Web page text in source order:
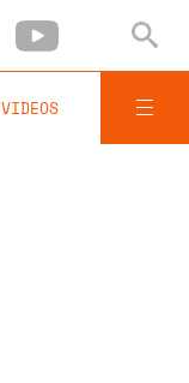
VIDEOS